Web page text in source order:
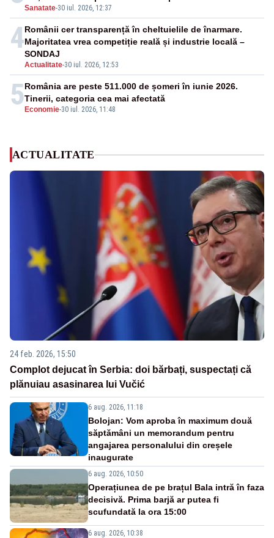
Sanatate-30 iul. 2026, 12:37
4
Actualitate-30 iul. 2026, 12:53
Românii cer transparență în cheltuielile de înarmare.
Majoritatea vrea competiție reală și industrie locală –
SONDAJ
5 Economie-30 iul. 2026, 11:48
România are peste 511.000 de șomeri în iunie 2026.
Tinerii, categoria cea mai afectată
ACTUALITATE
24 feb. 2026, 15:50
Complot dejucat în Serbia: doi bărbați, suspectați că
plănuiau asasinarea lui Vučić
6 aug. 2026, 11:18
Bolojan: Vom aproba în maximum două
săptămâni un memorandum pentru
angajarea personalului din creșele
inaugurate
6 aug. 2026, 10:50
Operațiunea de pe brațul Bala intră în faza
decisivă. Prima barjă ar putea fi
scufundată la ora 15:00
6 aug. 2026, 10:38